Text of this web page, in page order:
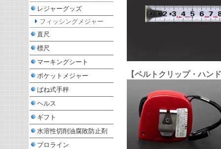
レジャーグッズ
フィッシングメジャー
直尺
標尺
マーキングシート
ポケットメジャー
ばね式手秤
ヘルス
ギフト
水溶性切削油腐敗防止剤
プロライン
【ベルトクリップ・ハン